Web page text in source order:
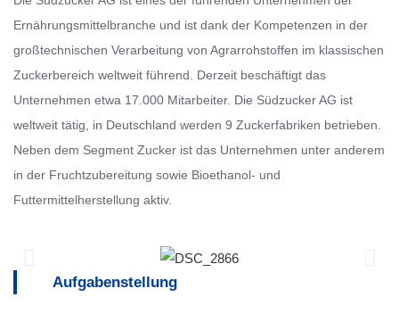
Ernährungsmittelbranche und ist dank der Kompetenzen in der
großtechnischen Verarbeitung von Agrarrohstoffen im klassischen
Zuckerbereich weltweit führend. Derzeit beschäftigt das
Unternehmen etwa 17.000 Mitarbeiter. Die Südzucker AG ist
weltweit tätig, in Deutschland werden 9 Zuckerfabriken betrieben.
Neben dem Segment Zucker ist das Unternehmen unter anderem
in der Fruchtzubereitung sowie Bioethanol- und
Futtermittelherstellung aktiv.
Aufgabenstellung